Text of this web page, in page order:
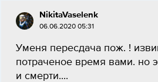
NikitaVaselenk
06.06.2020 05:31
Уменя пересдача пож. !
потраченое время вами. но
и смерти....